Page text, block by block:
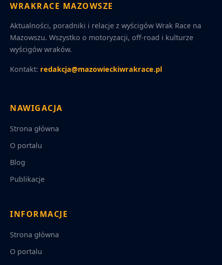
WRAKRACE MAZOWSZE
Aktualności, poradniki i relacje z wyścigów Wrak Race na
Mazowszu. Wszystko o motoryzacji, off-road i kulturze
wyścigów wraków.
Kontakt: redakcja@mazowieckiwrakrace.pl
NAWIGACJA
Strona główna
O portalu
Blog
Publikacje
INFORMACJE
Strona główna
O portalu